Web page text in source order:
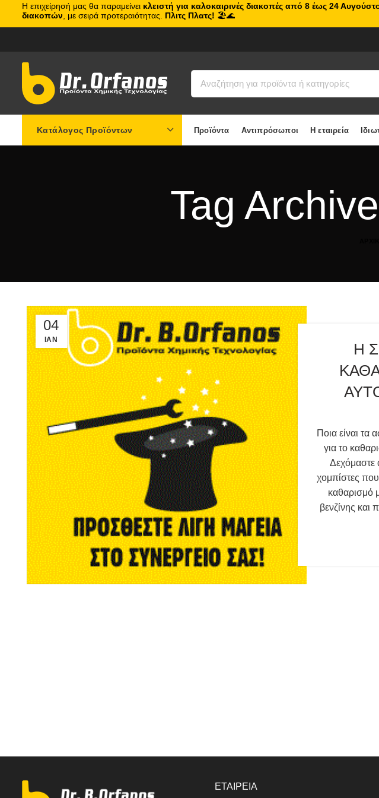
Κατάλογος Προϊόντων Προϊόντα Αντιπρόσωποι Η εταιρεία
Tag
04
ΙΑΝ
Η
Ποια είναι τα
για το
Δεχόμαστε
χομπίστες
καθαρισμό
βενζίνης και
ΕΤΑΙΡΕΙΑ
Η επιχείρησή μας θα παραμείνει κλειστή για καλοκαιρινές διακοπές από 8 έως 24
διακοπών , με σειρά προτεραιότητας. Πλιτς Πλατς! 🏖️🌊